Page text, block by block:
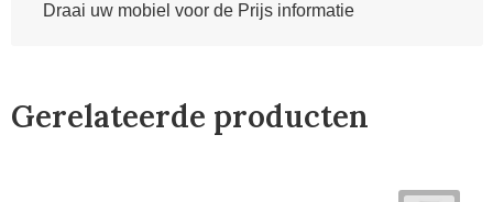
Draai uw mobiel voor de Prijs informatie
Gerelateerde producten